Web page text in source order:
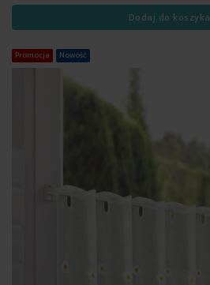
Dodaj do koszyka
Promocja Nowość